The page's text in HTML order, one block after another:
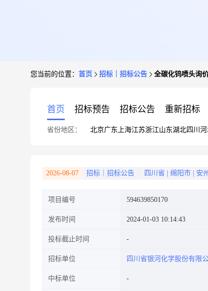
您当前的位置： 首页 招标｜招标公告 全碳化钨喷头询
首页 招标预告 招标公告 重新招标
省份地区： 北京广东 上海江苏浙江山东湖北四川
2026-08-07 招标｜招标公告 四川省 绵阳市 安
项目编号 594639850170
发布时间 2024-01-03 10:14:43
投标截止时间
招标单位 四川省银河化学股份有限
中标单位